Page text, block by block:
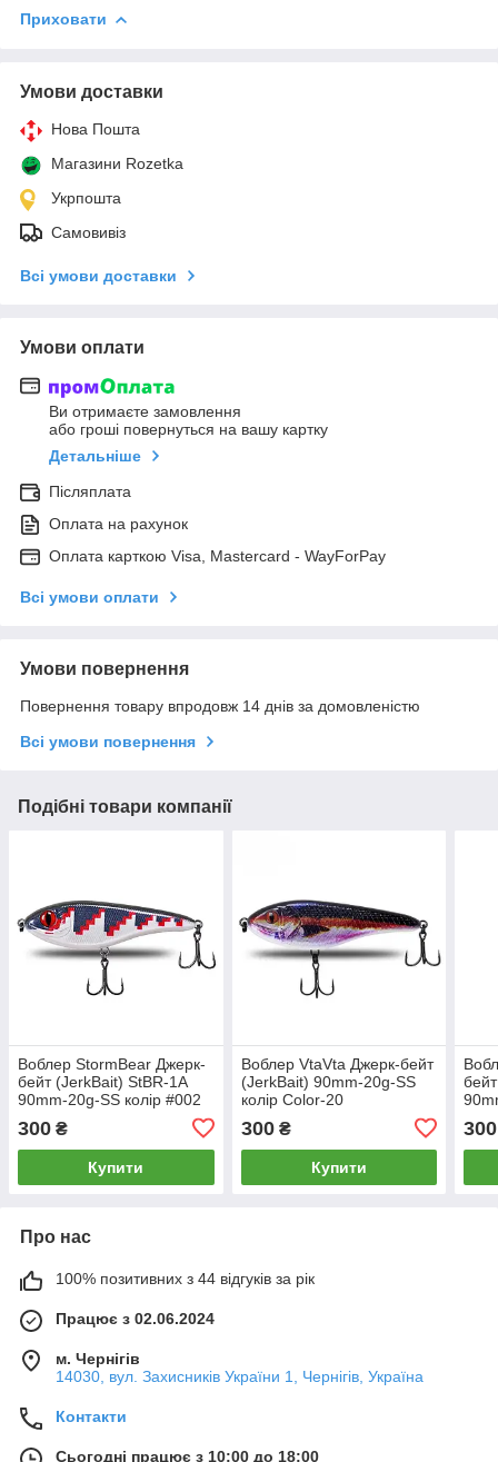
Приховати
Умови доставки
Нова Пошта
Магазини Rozetka
Укрпошта
Самовивіз
Всі умови доставки
Умови оплати
Ви отримаєте замовлення
або гроші повернуться на вашу картку
Детальніше
Післяплата
Оплата на рахунок
Оплата карткою Visa, Mastercard - WayForPay
Всі умови оплати
Умови повернення
Повернення товару впродовж 14 днів за домовленістю
Всі умови повернення
Подібні товари компанії
Воблер StormBear Джерк-
бейт (JerkBait) StBR-1A
90mm-20g-SS колір #002
300 ₴
Купити
Воблер VtaVta Джерк-бейт
(JerkBait) 90mm-20g-SS
колір Color-20
300₴
Купити
300
Про нас
100% позитивних з 44 відгуків за рік
Працює з 02.06.2024
м. Чернігів
14030, вул. Захисників України 1, Чернігів, Україна
Контакти
Сьогодні працює з 10:00 до 18:00